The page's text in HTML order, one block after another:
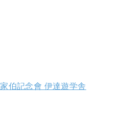
伯記念會 伊達遊学舎